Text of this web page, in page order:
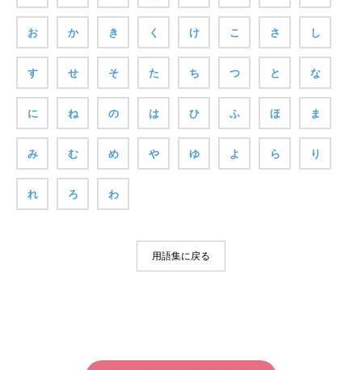
お か き く け こ さ し
す せ そ た ち つ と な
に ね の は ひ ふ ほ ま
み む め や ゆ よ ら り
れ ろ わ
用語集に戻る